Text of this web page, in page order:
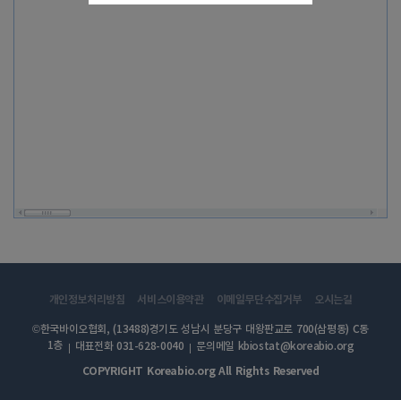
개인정보처리방침 서비스이용약관 이메일무단수집거부 오시는길
©한국바이오협회, (13488)경기도 성남시 분당구 대왕판교로 700(삼평동) C동
1층
대표전화 031-628-0040
문의메일 kbiostat@koreabio.org
COPYRIGHT Koreabio.org All Rights Reserved